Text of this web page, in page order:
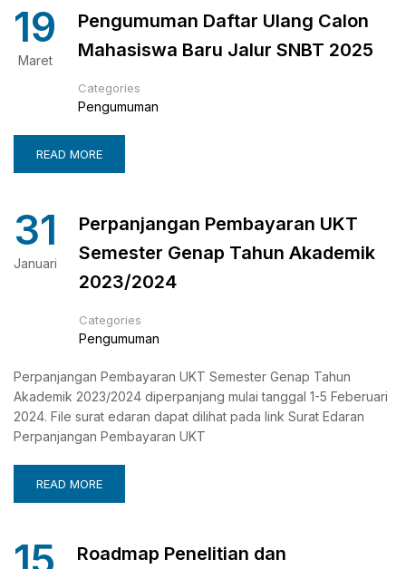
19
Maret
Pengumuman Daftar Ulang Calon
Mahasiswa Baru Jalur SNBT 2025
Categories
Pengumuman
READ MORE
31
Januari
Perpanjangan Pembayaran UKT
Semester Genap Tahun Akademik
2023/2024
Categories
Pengumuman
Perpanjangan Pembayaran UKT Semester Genap Tahun
Akademik 2023/2024 diperpanjang mulai tanggal 1-5 Feberuari
2024. File surat edaran dapat dilihat pada link Surat Edaran
Perpanjangan Pembayaran UKT
READ MORE
Roadmap Penelitian dan